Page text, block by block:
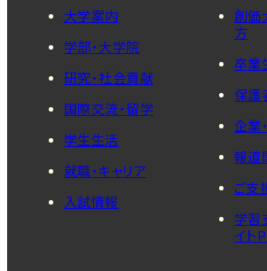
大学案内
学部・大学院
研究・社会貢献
国際交流・留学
学生生活
就職・キャリア
入試情報
創価
方
卒業
保護
企業
報道
ご支
学習
イト